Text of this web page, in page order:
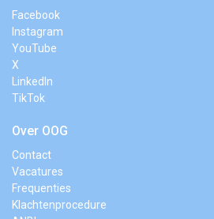
Facebook
Instagram
YouTube
X
LinkedIn
TikTok
Over OOG
Contact
Vacatures
Frequenties
Klachtenprocedure